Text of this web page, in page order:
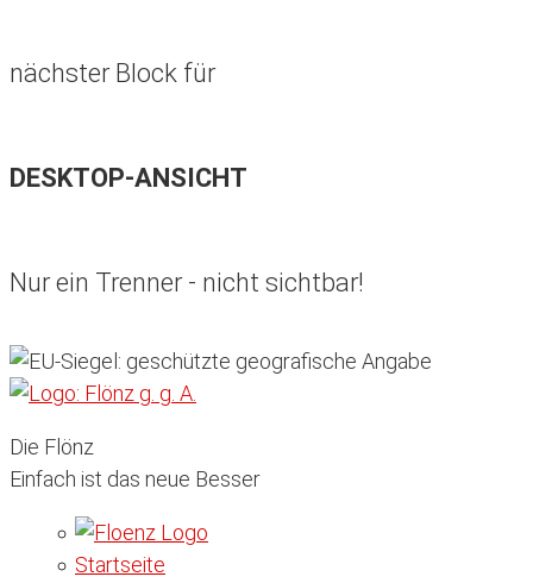
nächster Block für
DESKTOP-ANSICHT
Nur ein Trenner - nicht sichtbar!
Die Flönz
Einfach ist das neue Besser
Startseite